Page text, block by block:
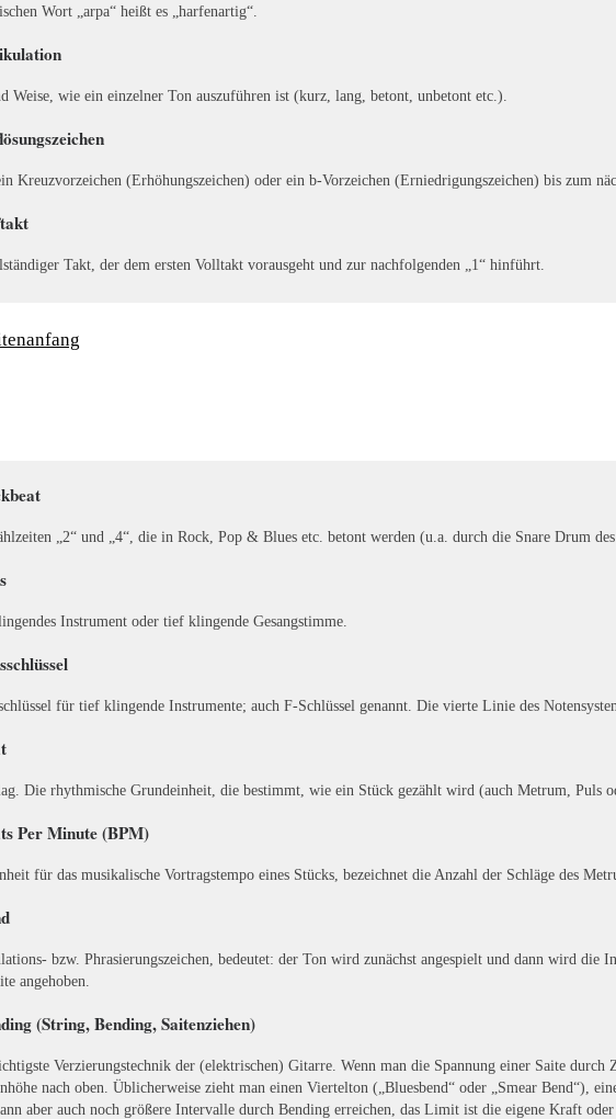
Wort „arpa“ heißt es „harfenartig“.
Weise, wie ein einzelner Ton auszuführen ist (kurz, lang, betont, unbetont etc.).
Kreuzvorzeichen (Erhöhungszeichen) oder ein b-Vorzeichen (Erniedrigungszeichen) bis zum
Takt, der dem ersten Volltakt vorausgeht und zur nachfolgenden „1“ hinführt.
„2“ und „4“, die in Rock, Pop & Blues etc. betont werden (u.a. durch die Snare Drum des
Instrument oder tief klingende Gesangstimme.
für tief klingende Instrumente; auch F-Schlüssel genannt. Die vierte Linie des
Die rhythmische Grundeinheit, die bestimmt, wie ein Stück gezählt wird (auch Metrum, Puls
Per Minute (BPM)
für das musikalische Vortragstempo eines Stücks, bezeichnet die Anzahl der Schläge des
bzw. Phrasierungszeichen, bedeutet: der Ton wird zunächst angespielt und dann wird die
angehoben.
(String, Bending, Saitenziehen)
Verzierungstechnik der (elektrischen) Gitarre. Wenn man die Spannung einer Saite durch
nach oben. Üblicherweise zieht man einen Viertelton („Bluesbend“ oder „Smear Bend“),
aber auch noch größere Intervalle durch Bending erreichen, das Limit ist die eigene Kraft